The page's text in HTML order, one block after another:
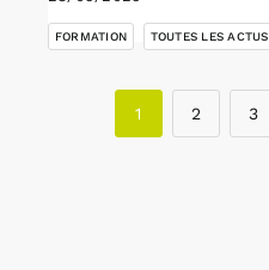
FORMATION TOUTES LES ACTUS
1 2 3